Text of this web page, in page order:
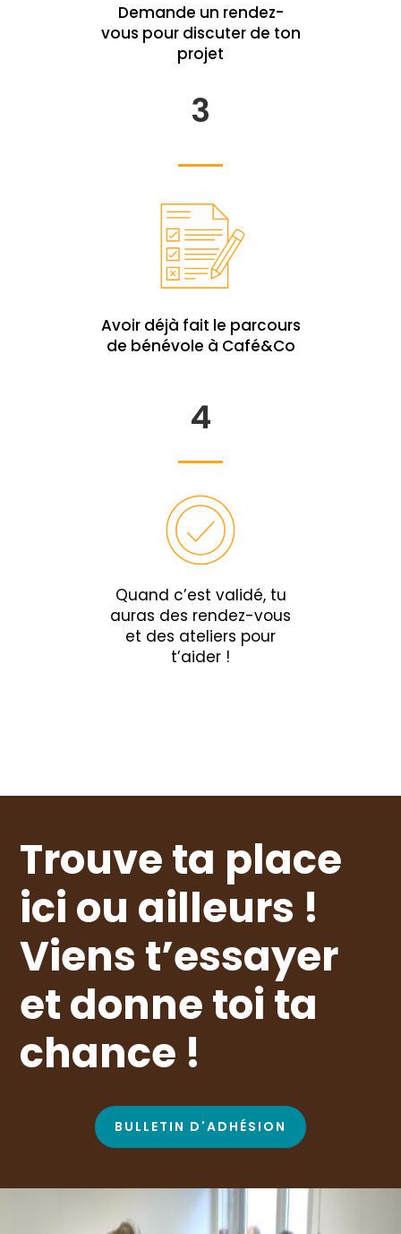
Demande un rendez-
vous pour discuter de ton
projet
3
Avoir déjà fait le parcours
de bénévole à Café&Co
4
Quand c’est validé, tu
auras des rendez-vous
et des ateliers pour
t’aider !
Trouve ta place
ici ou ailleurs !
Viens t’essayer
et donne toi ta
chance !
BULLETIN D'ADHÉSION